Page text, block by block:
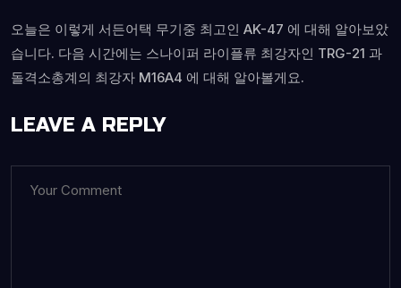
오늘은 이렇게 서든어택 무기중 최고인 AK-47 에 대해 알아보았
습니다. 다음 시간에는 스나이퍼 라이플류 최강자인 TRG-21 과
돌격소총계의 최강자 M16A4 에 대해 알아볼게요.
LEAVE A REPLY